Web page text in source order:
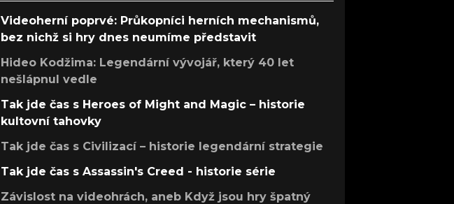
Videoherní poprvé: Průkopníci herních mechanismů,
bez nichž si hry dnes neumíme představit
Hideo Kodžima: Legendární vývojář, který 40 let
nešlápnul vedle
Tak jde čas s Heroes of Might and Magic – historie
kultovní tahovky
Tak jde čas s Civilizací – historie legendární strategie
Tak jde čas s Assassin's Creed - historie série
Závislost na videohrách, aneb Když jsou hry špatný